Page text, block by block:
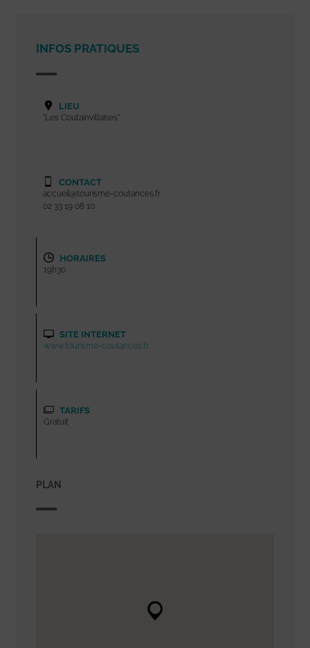
INFOS PRATIQUES
LIEU
"Les Coutainvillaises"
CONTACT
accueil@tourisme-coutances.fr
02 33 19 08 10
HORAIRES
19h30
SITE INTERNET
www.tourisme-coutances.fr
TARIFS
Gratuit
PLAN